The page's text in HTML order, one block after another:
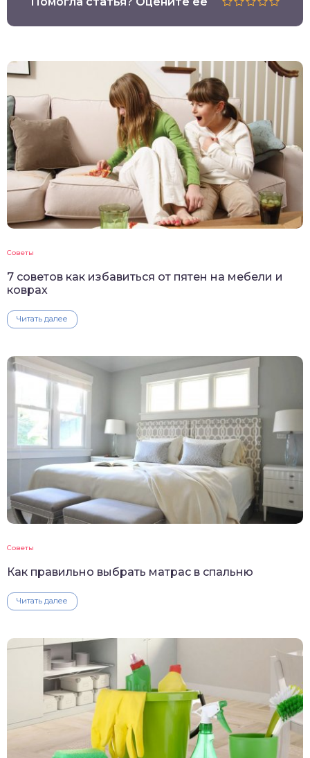
Советы
7 советов как избавиться от пятен на мебели и
коврах
Читать далее
Советы
Как правильно выбрать матрас в спальню
Читать далее